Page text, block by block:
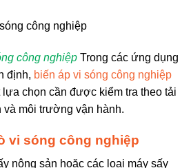
công nghiệp Trong các ứng dụng
định, biến áp vi sóng công nghiệp
chọn cần được kiểm tra theo tải
và môi trường vận hành.
vi sóng công nghiệp
nông sản hoặc các loại máy sấy